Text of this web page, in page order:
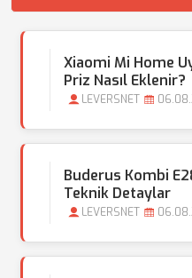
Xiaomi Mi Home
Priz Nasıl Eklenir?
LEVERSNET
Buderus Kombi
Teknik Detaylar
LEVERSNET